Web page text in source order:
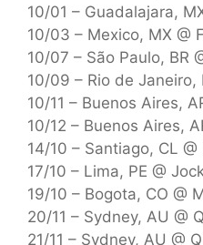
10/01 – Guadalajara,
10/03 – Mexico, MX @
10/07 – São Paulo, BR
10/09 – Rio de Janeiro,
10/11 – Buenos Aires,
10/12 – Buenos Aires,
14/10 – Santiago, CL
17/10 – Lima, PE @
19/10 – Bogota, CO @
20/11 – Sydney, AU @
21/11 – Sydney, AU @